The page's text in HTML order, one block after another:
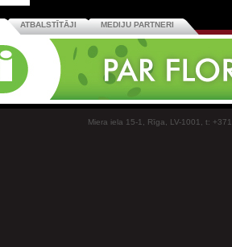
ATBALSTĪTĀJI MEDIJU PARTNERI
Miera iela 15-1, Rīga, LV-1001, t: